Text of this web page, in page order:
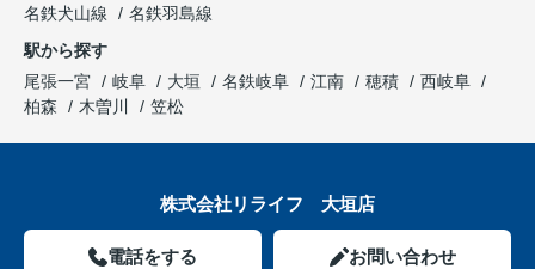
名鉄犬山線
名鉄羽島線
駅から探す
尾張一宮
岐阜 大垣 名鉄岐阜 江南 穂積
西岐阜
柏森
木曽川 笠松
株式会社リライフ 大垣店
電話をする お問い合わせ